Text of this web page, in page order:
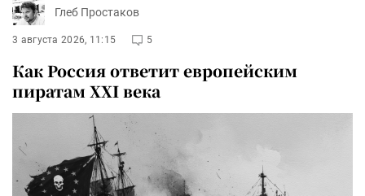
Глеб Простаков
3 августа 2026, 11:15 5
Как Россия ответит европейским
пиратам XXI века